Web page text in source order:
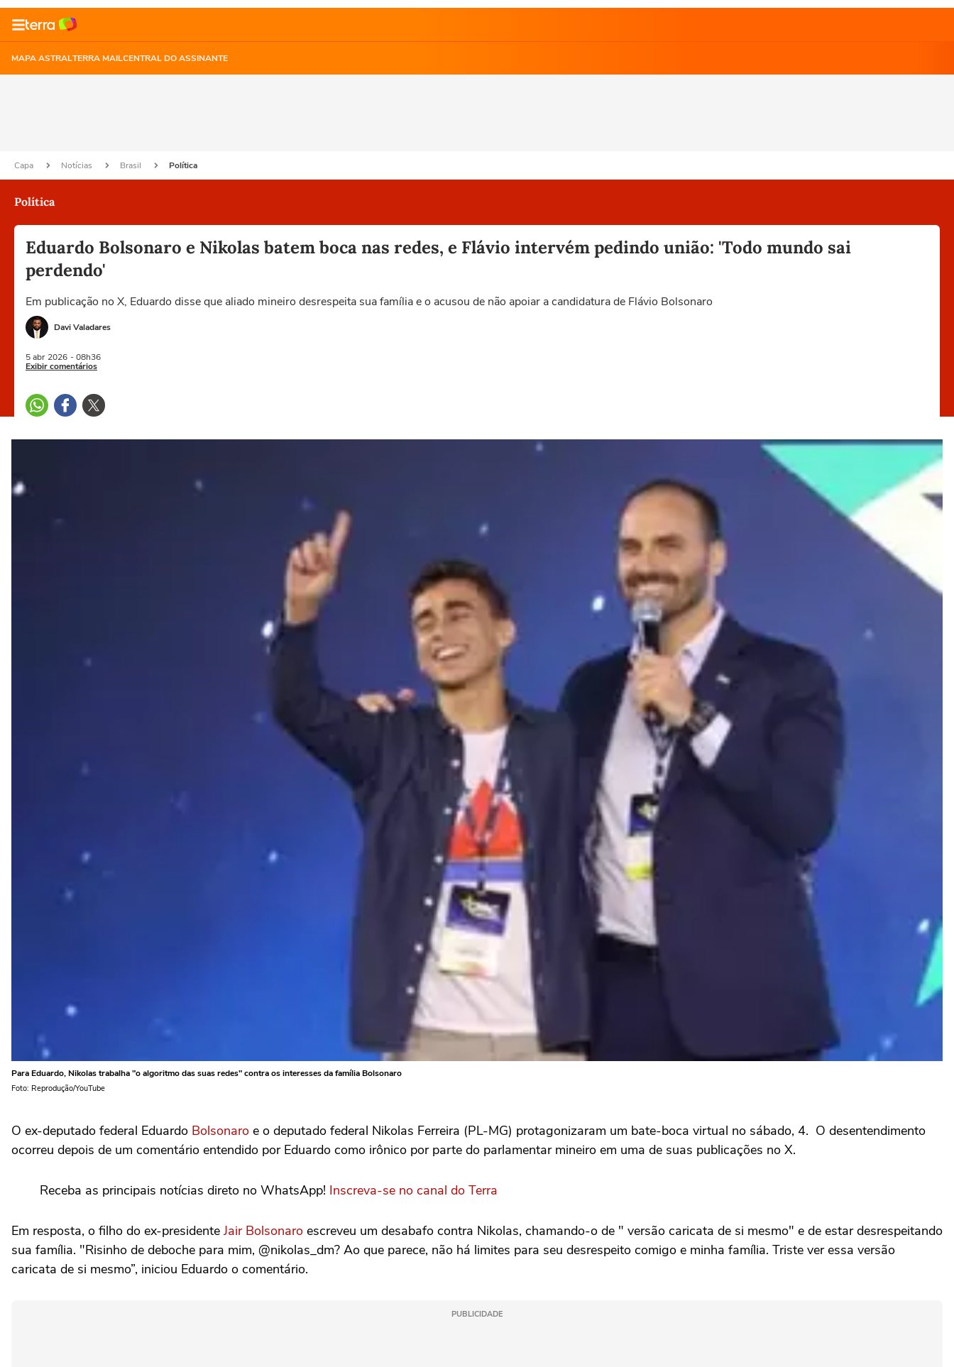
MAPA ASTRALTERRA MAILCENTRAL DO ASSINANTE
Capa Notícias Brasil Política
Política
Eduardo Bolsonaro e Nikolas batem boca nas redes, e Flávio intervém pedindo união: 'Todo mundo sai
perdendo'
Em publicação no X, Eduardo disse que aliado mineiro desrespeita sua família e o acusou de não apoiar a candidatura de Flávio Bolsonaro
Davi Valadares
5 abr 2026 - 08h36
Exibir comentários
Para Eduardo, Nikolas trabalha "o algoritmo das suas redes" contra os interesses da família Bolsonaro
Foto: Reprodução/YouTube
O ex-deputado federal Eduardo Bolsonaro e o deputado federal Nikolas Ferreira (PL-MG) protagonizaram um bate-boca virtual no sábado, 4. O desentendimento
ocorreu depois de um comentário entendido por Eduardo como irônico por parte do parlamentar mineiro em uma de suas publicações no X.
Receba as principais notícias direto no WhatsApp! Inscreva-se no canal do Terra
Em resposta, o filho do ex-presidente Jair Bolsonaro escreveu um desabafo contra Nikolas, chamando-o de " versão caricata de si mesmo" e de estar desrespeitando
sua família. "Risinho de deboche para mim, @nikolas_dm? Ao que parece, não há limites para seu desrespeito comigo e minha família. Triste ver essa versão
caricata de si mesmo”, iniciou Eduardo o comentário.
PUBLICIDADE